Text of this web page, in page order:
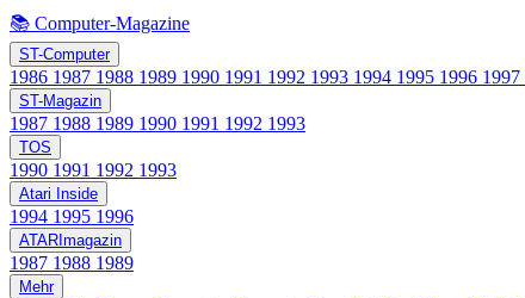
📚 Computer-Magazine
ST-Computer
1986 1987 1988 1989 1990 1991 1992 1993 1994 1995 1996 1997
ST-Magazin
1987 1988 1989 1990 1991 1992 1993
TOS
1990 1991 1992 1993
Atari Inside
1994 1995 1996
ATARImagazin
1987 1988 1989
Mehr